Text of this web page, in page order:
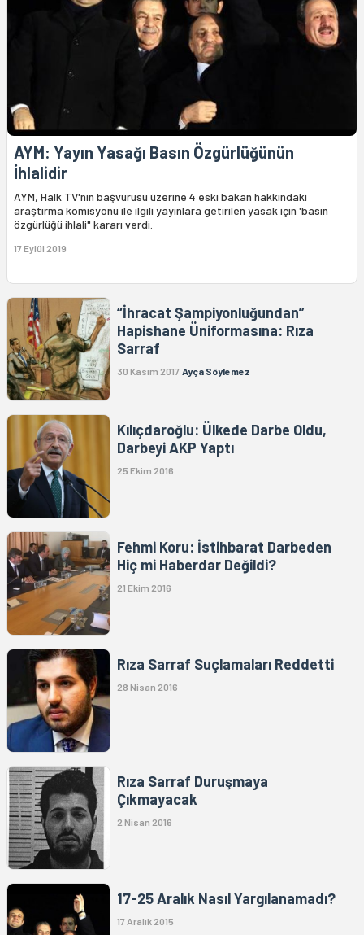
AYM: Yayın Yasağı Basın Özgürlüğünün
İhlalidir
AYM, Halk TV'nin başvurusu üzerine 4 eski bakan hakkındaki
araştırma komisyonu ile ilgili yayınlara getirilen yasak için 'basın
özgürlüğü ihlali" kararı verdi.
17 Eylül 2019
“İhracat Şampiyonluğundan”
Hapishane Üniformasına: Rıza
Sarraf
30 Kasım 2017 Ayça Söylemez
Kılıçdaroğlu: Ülkede Darbe Oldu,
Darbeyi AKP Yaptı
25 Ekim 2016
Fehmi Koru: İstihbarat Darbeden
Hiç mi Haberdar Değildi?
21 Ekim 2016
Rıza Sarraf Suçlamaları Reddetti
28 Nisan 2016
Rıza Sarraf Duruşmaya
Çıkmayacak
2 Nisan 2016
17-25 Aralık Nasıl Yargılanamadı?
17 Aralık 2015